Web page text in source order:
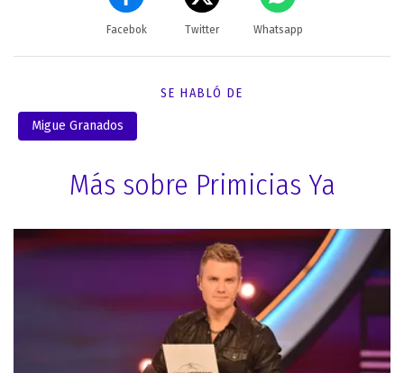
Facebok Twitter Whatsapp
SE HABLÓ DE
Migue Granados
Más sobre Primicias Ya